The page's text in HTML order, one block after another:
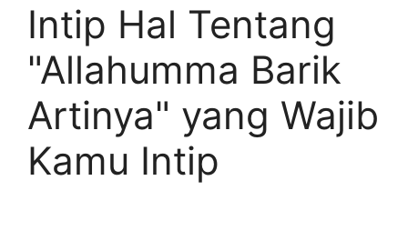
Intip Hal Tentang
"Allahumma Barik
Artinya" yang Wajib
Kamu Intip